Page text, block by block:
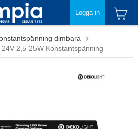
Logga in
dimbara
2,5-25W Konstantspänning